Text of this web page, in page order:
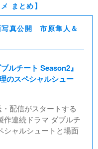
まとめ】
写真公開 市原隼人＆
ブルチート Season2』
のスペシャルシュー
配信がスタートする
作連続ドラマ ダブルチ
シャルシュートと場面